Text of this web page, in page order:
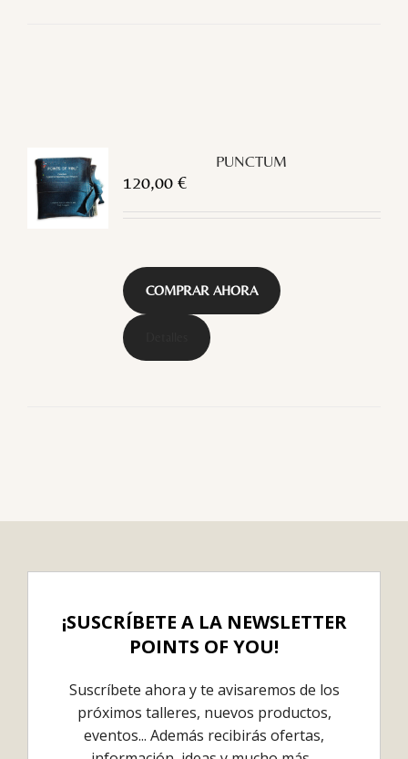
PUNCTUM
120,00 €
COMPRAR AHORA